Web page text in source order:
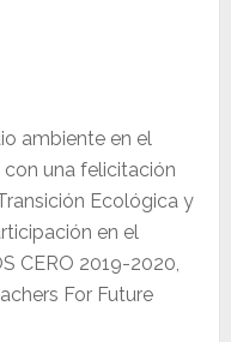
ambiente en el
una felicitación
Ecológica y
en el
CERO 2019-2020,
For Future